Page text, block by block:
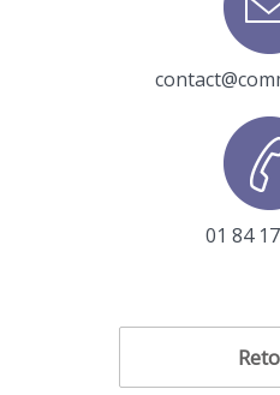
01 84